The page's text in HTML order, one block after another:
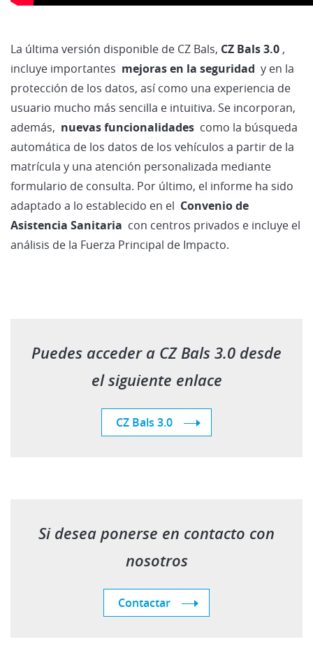
La última versión disponible de CZ Bals, CZ Bals 3.0 ,
incluye importantes mejoras en la seguridad y en la
protección de los datos, así como una experiencia de
usuario mucho más sencilla e intuitiva. Se incorporan,
además, nuevas funcionalidades como la búsqueda
automática de los datos de los vehículos a partir de la
matrícula y una atención personalizada mediante
formulario de consulta. Por último, el informe ha sido
adaptado a lo establecido en el Convenio de
Asistencia Sanitaria con centros privados e incluye el
análisis de la Fuerza Principal de Impacto.
Puedes acceder a CZ Bals 3.0 desde
el siguiente enlace
CZ Bals 3.0
Si desea ponerse en contacto con
nosotros
Contactar